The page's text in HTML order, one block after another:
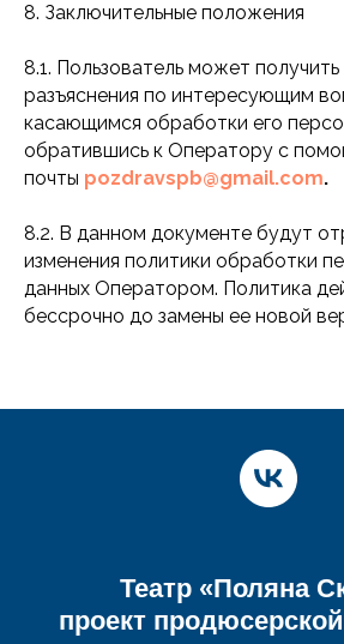
8. Заключительные положения
8.1. Пользователь может
разъяснения по интересующим
касающимся обработки его
обратившись к Оператору с
почты pozdravspb@gmail.com.
8.2. В данном документе будут
изменения политики обработки
данных Оператором. Политика
бессрочно до замены ее новой
Театр «Поляна
проект